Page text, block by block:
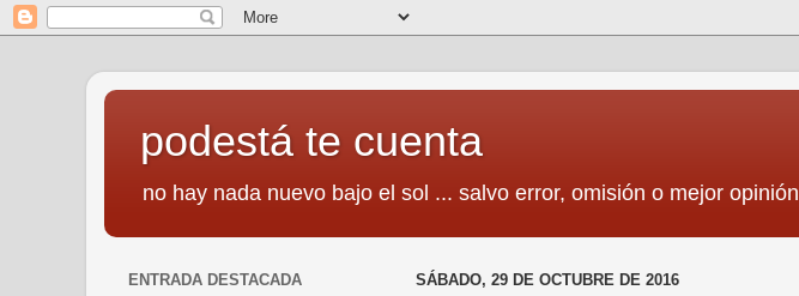
podestá te cuenta
no hay nada nuevo bajo el sol ... salvo error, omisión o mejor opinión
SÁBADO, 29 DE OCTUBRE DE 2016
ENTRADA DESTACADA